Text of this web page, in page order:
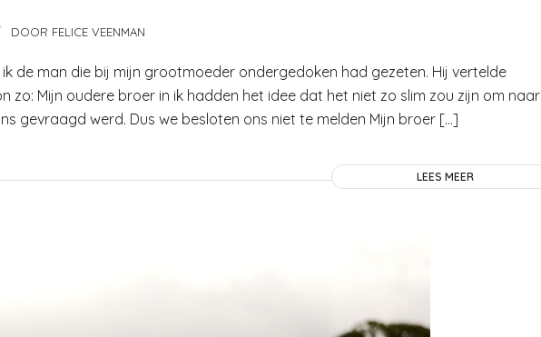
DOOR FELICE VEENMAN
de man die bij mijn grootmoeder ondergedoken had gezeten. Hij vertelde
zo: Mijn oudere broer in ik hadden het idee dat het niet zo slim zou zijn om naar
gevraagd werd. Dus we besloten ons niet te melden Mijn broer […]
LEES MEER